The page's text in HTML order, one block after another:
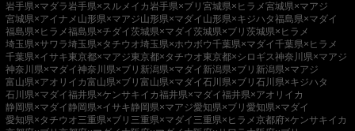
岩手県×マダラ岩手県×スルメイカ岩手県×ブリ 宮城県×ヒラメ宮城県×マアジ
宮城県×アイナメ 山形県×マアジ山形県×マダイ 山形県×キジハタ福島県×マダイ
福島県×ヒラメ福島県×チダイ茨城県×マダイ茨城県×ブリ 茨城県×ヒラメ
埼玉県×サワラ埼玉県×タチウオ埼玉県×ホウボウ千葉県×マダイ千葉県×ヒラメ
千葉県×イサキ東京都×マアジ東京都×タチウオ東京都×シロギス神奈川県×マアジ
神奈川県×マダイ神奈川県×ブリ 新潟県×マダイ 新潟県×ブリ 新潟県×マアジ
富山県×アオリイカ富山県×ブリ 富山県×マダイ石川県×ブリ 石川県×キジハタ
石川県×マダイ福井県×ケンサキイカ福井県×マダイ福井県×アオリイカ
静岡県×マダイ 静岡県×イサキ静岡県×マアジ愛知県×ブリ 愛知県×マダイ
愛知県×タチウオ三重県×ブリ 三重県×マダイ 三重県×ヒラメ京都府×ケンサキイカ